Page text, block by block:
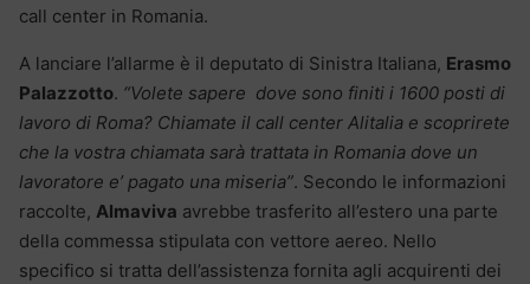
call center in Romania.
A lanciare l’allarme è il deputato di Sinistra Italiana, Erasmo
Palazzotto. “Volete sapere dove sono finiti i 1600 posti di
lavoro di Roma? Chiamate il call center Alitalia e scoprirete
che la vostra chiamata sarà trattata in Romania dove un
lavoratore e’ pagato una miseria”. Secondo le informazioni
raccolte, Almaviva avrebbe trasferito all’estero una parte
della commessa stipulata con vettore aereo. Nello
specifico si tratta dell’assistenza fornita agli acquirenti dei